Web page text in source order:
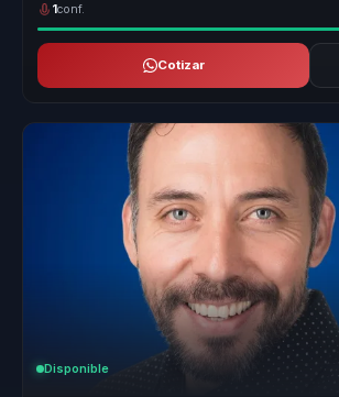
1conf.
Cotizar
Disponible